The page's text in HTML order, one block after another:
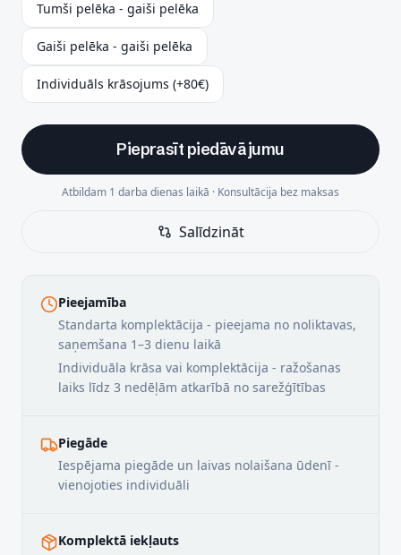
Tumši pelēka - gaiši pelēka
Gaiši pelēka - gaiši pelēka
Individuāls krāsojums (+80€)
Pieprasīt piedāvājumu
Atbildam 1 darba dienas laikā · Konsultācija bez maksas
Salīdzināt
Pieejamība
Standarta komplektācija - pieejama no noliktavas,
saņemšana 1–3 dienu laikā
Individuāla krāsa vai komplektācija - ražošanas
laiks līdz 3 nedēļām atkarībā no sarežģītības
Piegāde
Iespējama piegāde un laivas nolaišana ūdenī -
vienojoties individuāli
Komplektā iekļauts